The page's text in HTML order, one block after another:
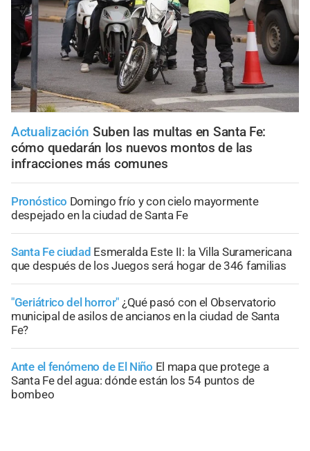
Actualización Suben las multas en Santa Fe:
cómo quedarán los nuevos montos de las
infracciones más comunes
Pronóstico Domingo frío y con cielo mayormente
despejado en la ciudad de Santa Fe
Santa Fe ciudad Esmeralda Este II: la Villa Suramericana
que después de los Juegos será hogar de 346 familias
"Geriátrico del horror" ¿Qué pasó con el Observatorio
municipal de asilos de ancianos en la ciudad de Santa
Fe?
Ante el fenómeno de El Niño El mapa que protege a
Santa Fe del agua: dónde están los 54 puntos de
bombeo